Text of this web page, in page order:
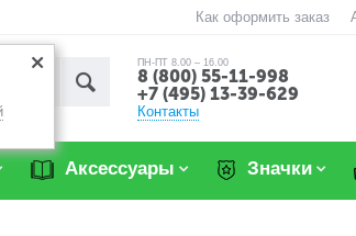
Как оформить заказ
ПН-ПТ 8.00 – 16.00
8 (800) 55-11-998
+7 (495) 13-39-629
Контакты
Аксессуары Значки